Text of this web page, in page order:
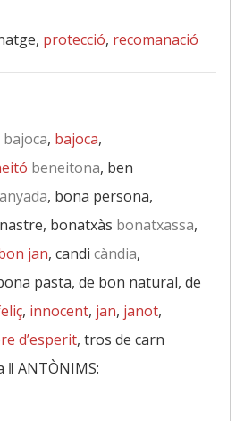
protecció, recomanació
bajoca, bajoca,
beneitona, ben
, bona persona,
bonatxàs bonatxassa,
jan, candi càndia,
pasta, de bon natural, de
, innocent, jan, janot,
d’esperit, tros de carn
‖ ANTÒNIMS: